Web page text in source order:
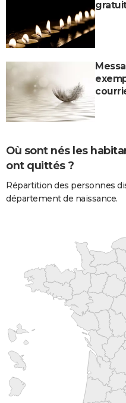
Où sont nés les
ont quittés ?
Répartition des personnes
département de naissance.